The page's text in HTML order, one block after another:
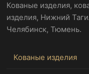
Кованые изделия,
изделия, Нижний
Челябинск, Тюмень.
Кованые изделия